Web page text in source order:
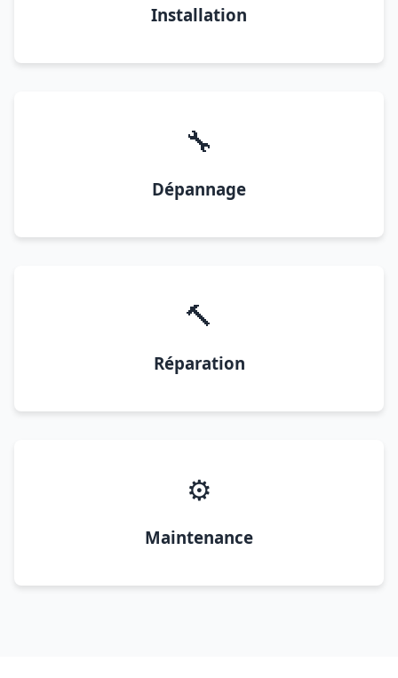
Installation
🔧
Dépannage
🔨
Réparation
⚙️
Maintenance